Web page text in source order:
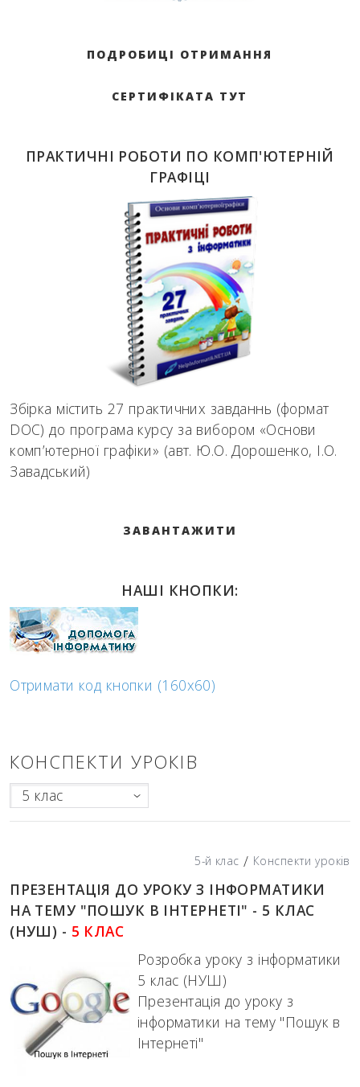
ПОДРОБИЦІ ОТРИМАННЯ
СЕРТИФІКАТА ТУТ
ПРАКТИЧНІ РОБОТИ ПО КОМП'ЮТЕРНІЙ
ГРАФІЦІ
Збірка містить 27 практичних завданнь (формат
DOC) до програма курсу за вибором «Основи
комп’ютерної графіки» (авт. Ю.О. Дорошенко, І.О.
Завадський)
ЗАВАНТАЖИТИ
НАШІ КНОПКИ:
Отримати код кнопки (160x60)
КОНСПЕКТИ УРОКІВ
5 клас
5-й клас / Конспекти уроків
ПРЕЗЕНТАЦІЯ ДО УРОКУ З ІНФОРМАТИКИ
НА ТЕМУ "ПОШУК В ІНТЕРНЕТІ" - 5 КЛАС
(НУШ) - 5 КЛАС
Розробка уроку з інформатики
5 клас (НУШ)
Презентація до уроку з
інформатики на тему "Пошук в
Інтернеті"